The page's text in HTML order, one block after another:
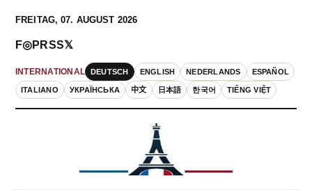
FREITAG, 07. AUGUST 2026
INTERNATIONAL DEUTSCH ENGLISH NEDERLANDS ESPAÑOL
ITALIANO УКРАЇНСЬКА 中文 日本語 한국어 TIẾNG VIỆT
F◎PRSS𝕏